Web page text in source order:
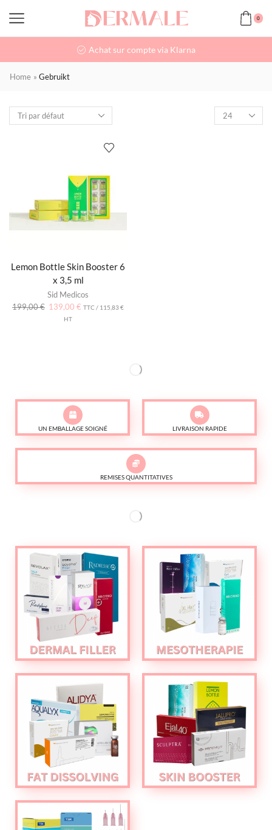
0
Achat sur compte via Klarna
Home » Gebruikt
Lemon Bottle Skin Booster 6
x 3,5 ml
Sid Medicos
199,00€ 139,00 € TTC / 115,83€
HT
UN EMBALLAGE SOIGNÉ LIVRAISON RAPIDE
REMISES QUANTITATIVES